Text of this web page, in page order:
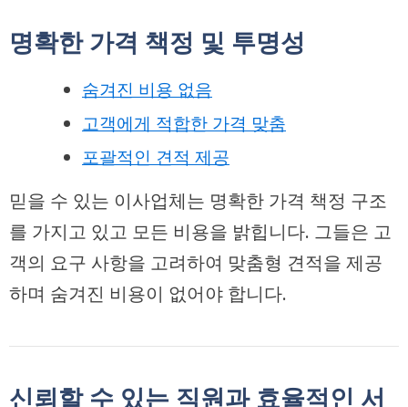
명확한 가격 책정 및 투명성
숨겨진 비용 없음
고객에게 적합한 가격 맞춤
포괄적인 견적 제공
믿을 수 있는 이사업체는 명확한 가격 책정 구조
를 가지고 있고 모든 비용을 밝힙니다. 그들은 고
객의 요구 사항을 고려하여 맞춤형 견적을 제공
하며 숨겨진 비용이 없어야 합니다.
신뢰할 수 있는 직원과 효율적인 서